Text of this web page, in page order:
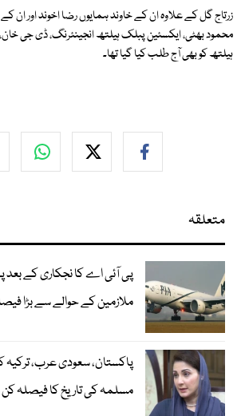
زرتاج گل کے علاوہ ان کے خاوند ہمایوں رضا اخوند اور ان
محمود بھٹی، ایکسئین پبلک ہیلتھ انجینئرنگ، ڈی جی
ہیلتھ کو بھی آج طلب کیا گیا تھا۔
متعلقہ
پی آئی اے کا نجکاری کے
ملازمین کے حوالے سے بڑا
پاکستان، سعودی عرب، ترکیہ
مسلمہ کی تاریخ کا فیصلہ کن